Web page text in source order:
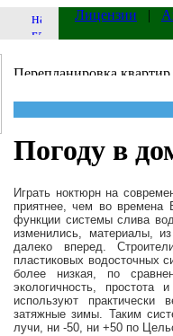
Лицензии |
Погоду в
Играть ноктюрн на
приятнее, чем во времена
функции системы слива
изменились, материалы,
далеко вперед.
пластиковых водосточных
более низкая, по
экологичность, простота
используют
затяжные зимы. Таким
лучи, ни -50, ни +50 по